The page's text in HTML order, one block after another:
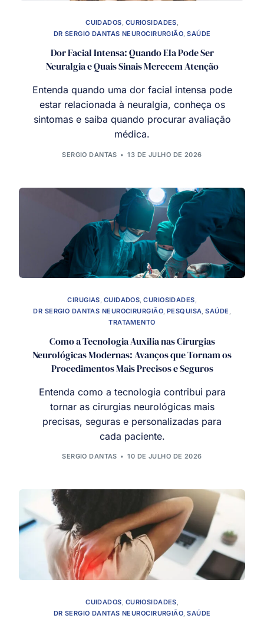
CUIDADOS, CURIOSIDADES,
DR SERGIO DANTAS NEUROCIRURGIÃO,SAÚDE
Dor Facial Intensa: Quando Ela Pode Ser
Neuralgia e Quais Sinais Merecem Atenção
Entenda quando uma dor facial intensa pode
estar relacionada à neuralgia, conheça os
sintomas e saiba quando procurar avaliação
médica.
SERGIO DANTAS 13 DE JULHO DE 2026
CIRUGIAS, CUIDADOS,CURIOSIDADES,
DR SERGIO DANTAS NEUROCIRURGIÃO, PESQUISA,SAÚDE ,
TRATAMENTO
Como a Tecnologia Auxilia nas Cirurgias
Neurológicas Modernas: Avanços que Tornam os
Procedimentos Mais Precisos e Seguros
Entenda como a tecnologia contribui para
tornar as cirurgias neurológicas mais
precisas, seguras e personalizadas para
cada paciente.
SERGIO DANTAS 10 DE JULHO DE 2026
CUIDADOS CURIOSIDADES
DR SERGIO DANTAS NEUROCIRURGIÃO ,SAÚDE